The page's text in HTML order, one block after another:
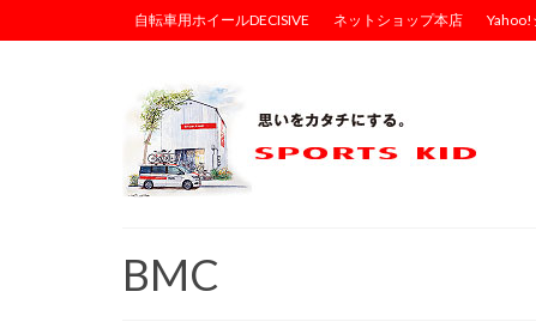
自転車用ホイールDECISIVE ネットショップ本店 Yahoo!
BMC